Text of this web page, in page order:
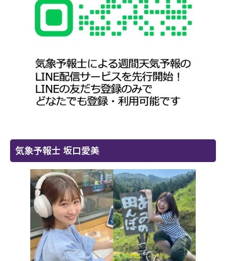
気象予報士 坂口愛美